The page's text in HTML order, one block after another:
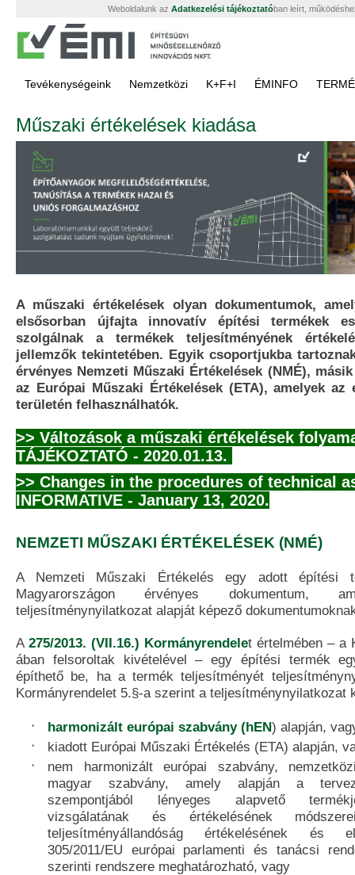
Weboldalunk az Adatkezelési tájékoztatóban leírt,
Tevékenységeink Nemzetközi K+F+I ÉMINFO
Műszaki értékelések kiadása
A műszaki értékelések olyan dokumentumok,
elsősorban újfajta innovatív építési termékek
szolgálnak a termékek teljesítményének
jellemzők tekintetében. Egyik csoportjukba
érvényes Nemzeti Műszaki Értékelések (NMÉ),
az Európai Műszaki Értékelések (ETA), amelyek az
területén felhasználhatók.
>> Változások a műszaki értékelések
TÁJÉKOZTATÓ - 2020.01.13.
>> Changes in the procedures of technical
INFORMATIVE - January 13, 2020.
NEMZETI MŰSZAKI ÉRTÉKELÉSEK (NMÉ)
A Nemzeti Műszaki Értékelés egy adott építési
Magyarországon érvényes
teljesítménynyilatkozat alapját képező
A 275/2013. (VII.16.) Kormányrendelet értelmében – a
ában felsoroltak kivételével – egy építési termék
építhető be, ha a termék teljesítményét
Kormányrendelet 5.§-a szerint a teljesítménynyilatkozat
harmonizált európai szabvány (hEN) alapján,
kiadott Európai Műszaki Értékelés (ETA) alapján,
nem harmonizált európai szabvány,
magyar szabvány, amely alapján a
szempontjából lényeges alapvető
vizsgálatának és értékelésének
teljesítményállandóság értékelésének és
305/2011/EU európai parlamenti és tanácsi
szerinti rendszere meghatározható, vagy